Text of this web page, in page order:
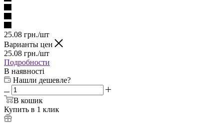
25.08 грн./шт
Варианты цен
25.08 грн./шт
Подробности
В наявності
Нашли дешевле?
В кошик
Купить в 1 клик